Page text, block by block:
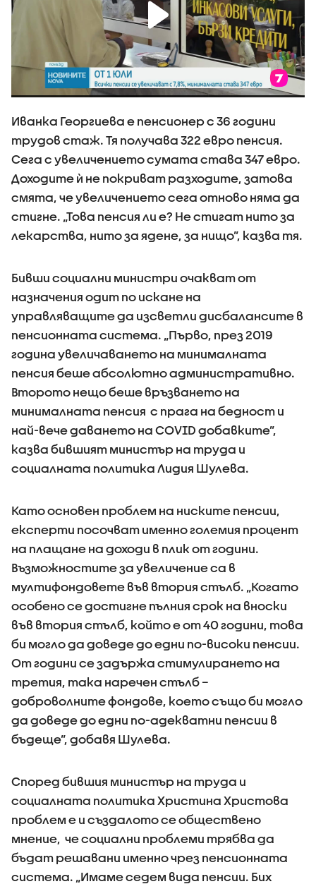
Иванка Георгиева е пенсионер с 36 години
трудов стаж. Тя получава 322 евро пенсия.
Сега с увеличението сумата става 347 евро.
Доходите ѝ не покриват разходите, затова
смята, че увеличението сега отново няма да
стигне. „Това пенсия ли е? Не стигат нито за
лекарства, нито за ядене, за нищо”, казва тя.
Бивши социални министри очакват от
назначения одит по искане на
управляващите да изсветли дисбалансите в
пенсионната система. „Първо, през 2019
година увеличаването на минималната
пенсия беше абсолютно административно.
Второто нещо беше връзването на
минималната пенсия с прага на бедност и
най-вече даването на COVID добавките”,
казва бившият министър на труда и
социалната политика Лидия Шулева.
Като основен проблем на ниските пенсии,
експерти посочват именно големия процент
на плащане на доходи в плик от години.
Възможностите за увеличение са в
мултифондовете във втория стълб. „Когато
особено се достигне пълния срок на вноски
във втория стълб, който е от 40 години, това
би могло да доведе до едни по-високи пенсии.
От години се задържа стимулирането на
третия, така наречен стълб –
доброволните фондове, което също би могло
да доведе до едни по-адекватни пенсии в
бъдеще”, добавя Шулева.
Според бившия министър на труда и
социалната политика Христина Христова
проблем е и създалото се обществено
мнение, че социални проблеми трябва да
бъдат решавани именно чрез пенсионната
система. „Имаме седем вида пенсии. Бих